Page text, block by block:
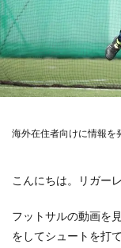
海外在住者向けに情報を
こんにちは。リガー
フットサルの動画を
をしてシュートを打